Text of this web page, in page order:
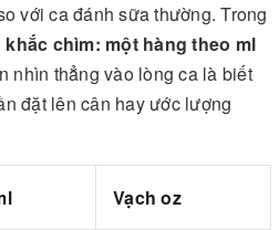
với ca đánh sữa thường. Trong
chìm: một hàng theo ml
nhìn thẳng vào lòng ca là biết
đặt lên cân hay ước lượng
Vạch oz